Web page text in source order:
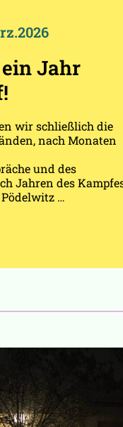
Jahr
wir schließlich die
nach Monaten
und des
Jahren des
…